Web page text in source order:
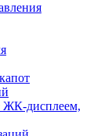
ЖК-дисплеем,